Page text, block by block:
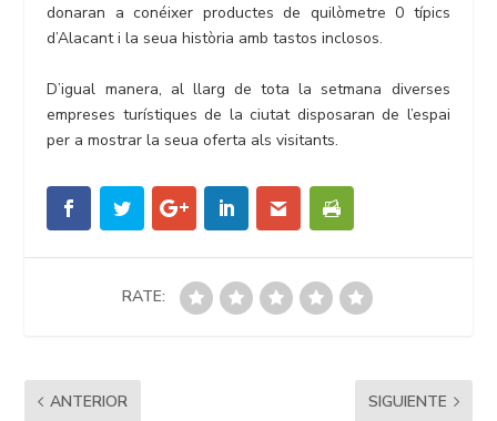
donaran a conéixer productes de quilòmetre 0 típics
d’Alacant i la seua història amb tastos inclosos.
D’igual manera, al llarg de tota la setmana diverses
empreses turístiques de la ciutat disposaran de l’espai
per a mostrar la seua oferta als visitants.
RATE:
ANTERIOR SIGUIENTE